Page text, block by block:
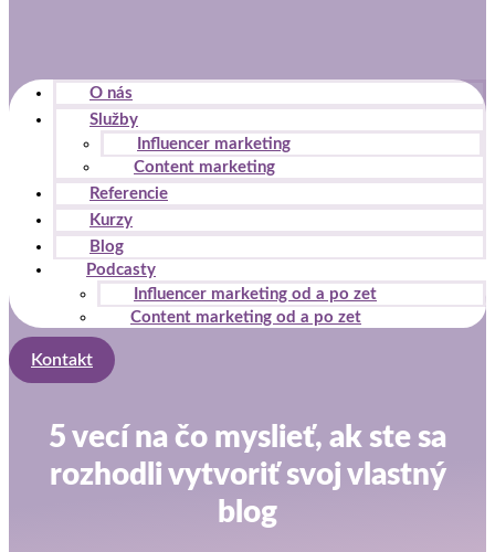
O nás
Služby
Influencer marketing
Content marketing
Referencie
Kurzy
Blog
Podcasty
Influencer marketing od a po zet
Content marketing od a po zet
Kontakt
5 vecí na čo myslieť, ak ste sa
rozhodli vytvoriť svoj vlastný
blog